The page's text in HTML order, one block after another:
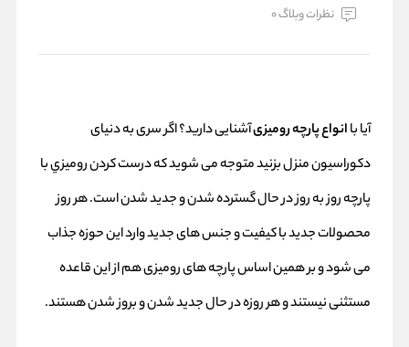
نظرات وبلاگ 0
آیا باانواع پارچه رومیزیآشنایی دارید؟ اگر سری به دنیای
دکوراسیون منزل بزنید متوجه می شوید که درست كردن روميزي با
پارچه روز به روز در حال گسترده شدن و جدید شدن است. هر روز
محصولات جدید با کیفیت و جنس های جدید وارد این حوزه جذاب
می شود و بر همین اساس پارچه هایرومیزیهم از این قاعده
مستثنی نیستند و هر روزه در حال جدید شدن و بروز شدن هستند.